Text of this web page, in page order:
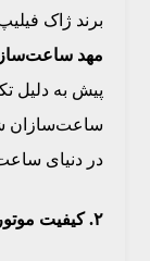
برند ژاک
مهد
پیش به دلیل
ساعت‌سازان
در دنیای
۲. کیفیت موتورهای سوئیسی